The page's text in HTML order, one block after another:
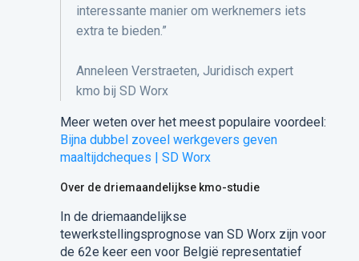
interessante manier om werknemers iets
extra te bieden.”
Anneleen Verstraeten, Juridisch expert
kmo bij SD Worx
Meer weten over het meest populaire voordeel:
Bijna dubbel zoveel werkgevers geven
maaltijdcheques | SD Worx
Over de driemaandelijkse kmo-studie
In de driemaandelijkse
tewerkstellingsprognose van SD Worx zijn voor
de 62e keer een voor België representatief